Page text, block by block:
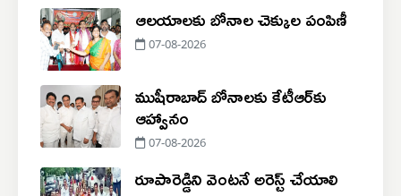
ఆలయాలకు బోనాల చెక్కుల పంపిణీ
07-08-2026
ముషీరాబాద్ బోనాలకు కేటీఆర్‌కు
ఆహ్వానం
07-08-2026
రూపారెడ్డిని వెంటనే అరెస్ట్ చేయాలి